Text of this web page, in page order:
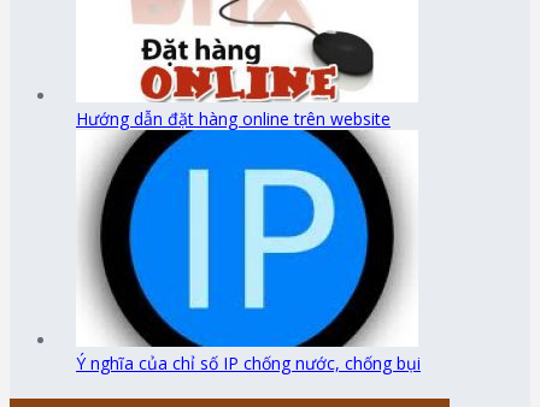
Hướng dẫn đặt hàng online trên website
Ý nghĩa của chỉ số IP chống nước, chống bụi